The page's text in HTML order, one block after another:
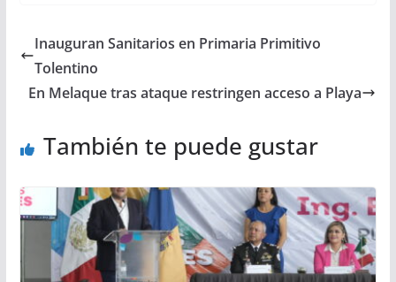
Inauguran Sanitarios en Primaria Primitivo
Tolentino
En Melaque tras ataque restringen acceso a Playa
También te puede gustar